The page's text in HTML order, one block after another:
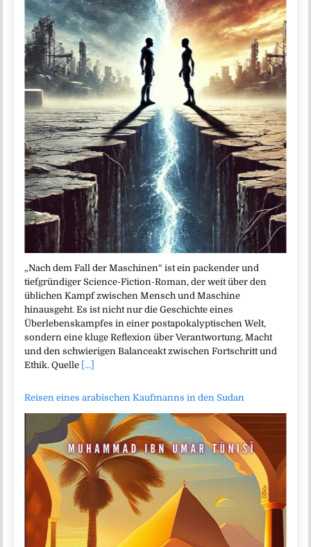
„Nach dem Fall der Maschinen“ ist ein packender und
tiefgründiger Science-Fiction-Roman, der weit über den
üblichen Kampf zwischen Mensch und Maschine
hinausgeht. Es ist nicht nur die Geschichte eines
Überlebenskampfes in einer postapokalyptischen Welt,
sondern eine kluge Reflexion über Verantwortung, Macht
und den schwierigen Balanceakt zwischen Fortschritt und
Ethik. Quelle [...]
Reisen eines arabischen Kaufmanns in den Sudan